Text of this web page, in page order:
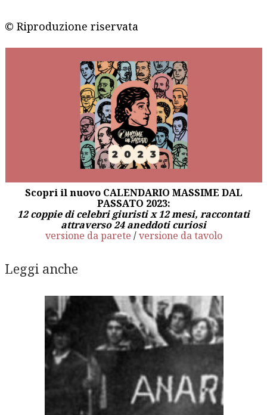
© Riproduzione riservata
Scopri il nuovo CALENDARIO MASSIME DAL
PASSATO 2023:
12 coppie di celebri giuristi x 12 mesi, raccontati
attraverso 24 aneddoti curiosi
versione da parete /versione da tavolo
Leggi anche